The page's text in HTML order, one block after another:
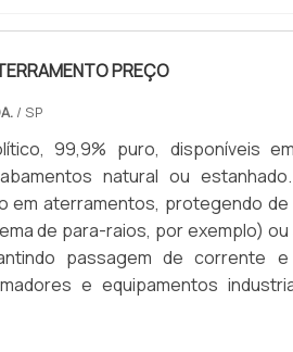
PREÇO
/ SP
99,9% puro, disponíveis
natural ou
em aterramentos, protegendo
de para-raios, por exemplo)
passagem de corrente
e equipamentos
em latão ou cobre,
Para orçamentos,